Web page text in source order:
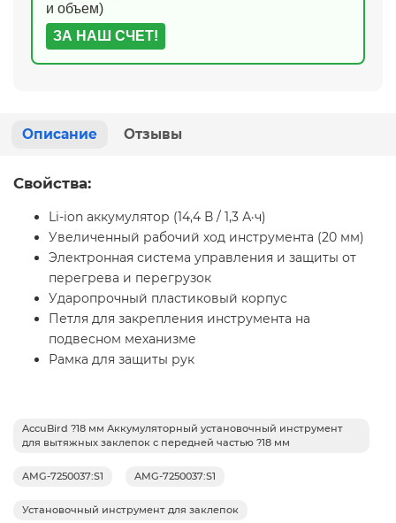
и объем)
ЗА НАШ СЧЕТ!
Описание Отзывы
Свойства:
Li-ion аккумулятор (14,4 В / 1,3 А·ч)
Увеличенный рабочий ход инструмента (20 мм)
Электронная система управления и защиты от
перегрева и перегрузок
Ударопрочный пластиковый корпус
Петля для закрепления инструмента на
подвесном механизме
Рамка для защиты рук
AccuBird ?18 мм Аккумуляторный установочный инструмент
для вытяжных заклепок с передней частью ?18 мм
AMG-7250037:S1 AMG-7250037:S1
Установочный инструмент для заклепок